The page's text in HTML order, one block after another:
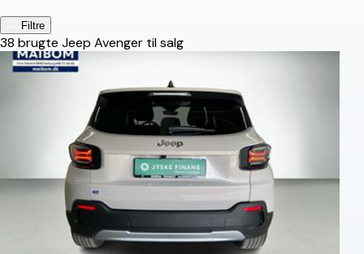
Filtre
38 brugte Jeep Avenger til salg